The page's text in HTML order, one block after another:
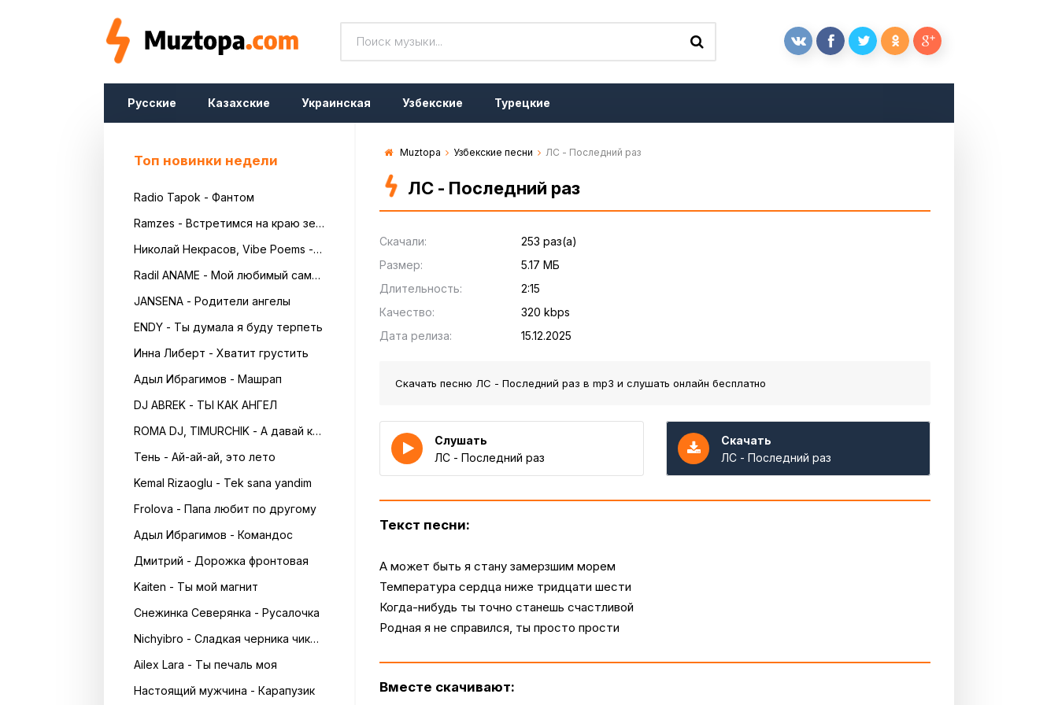
Русские Казахские Украинская Узбекские Турецкие
Топ новинки недели
Radio Tapok - Фантом
Ramzes - Встретимся на краю земли
Николай Некрасов, Vibe Poems - Русь
Radil ANAME - Мой любимый самый красивый
JANSENA - Родители ангелы
ENDY - Ты думала я буду терпеть
Инна Либерт - Хватит грустить
Адыл Ибрагимов - Машрап
DJ ABREK - ТЫ КАК АНГЕЛ
ROMA DJ, TIMURCHIK - А давай кружитись в танці
Тень - Ай-ай-ай, это лето
Kemal Rizaoglu - Tek sana yandim
Frolova - Папа любит по другому
Адыл Ибрагимов - Командос
Дмитрий - Дорожка фронтовая
Kaiten - Ты мой магнит
Снежинка Северянка - Русалочка
Nichyibro - Сладкая черника чика чика
Ailex Lara - Ты печаль моя
Настоящий мужчина - Карапузик
Muztopa Узбекские песни ЛС - Последний раз
ЛС - Последний раз
Скачали:
253 раз(а)
Размер:
5.17 МБ
Длительность:
2:15
Качество:
320 kbps
Дата релиза:
15.12.2025
Скачать песню ЛС - Последний раз в mp3 и слушать онлайн бесплатно
Слушать
ЛС - Последний раз
Скачать
ЛС - Последний раз
Текст песни:
А может быть я стану замерзшим морем
Температура сердца ниже тридцати шести
Когда-нибудь ты точно станешь счастливой
Родная я не справился, ты просто прости
Вместе скачивают: